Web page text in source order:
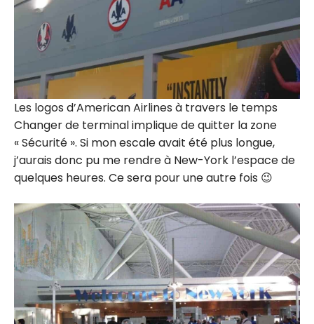
Les logos d’American Airlines à travers le temps
Changer de terminal implique de quitter la zone
« Sécurité ». Si mon escale avait été plus longue,
j’aurais donc pu me rendre à New-York l’espace de
quelques heures. Ce sera pour une autre fois 😉